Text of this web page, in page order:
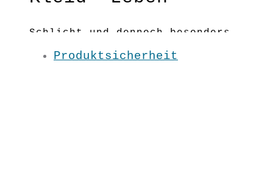
Schlicht und dennoch besonders,
ist dieses kurze Kleid mit dem
Blume des Lebens- Muster
Produktsicherheit